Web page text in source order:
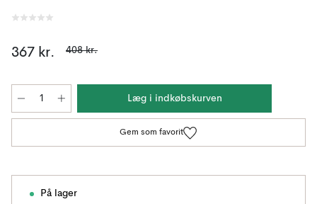
367 kr. 408 kr.
Læg i indkøbskurven
Gem som favorit
På lager